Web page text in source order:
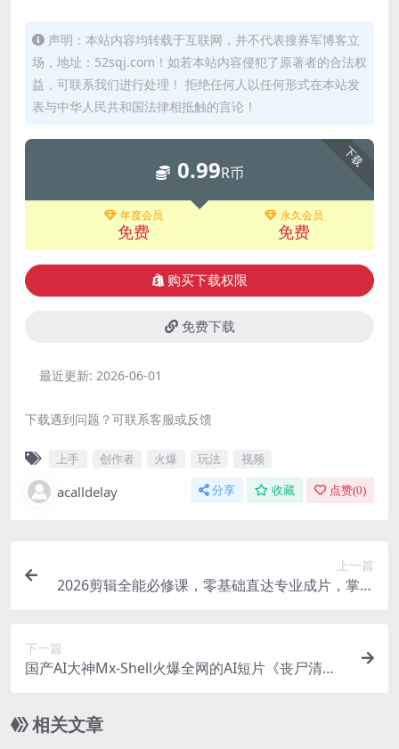
声明：本站内容均转载于互联网，并不代表搜券军博客立
场，地址：52sqj.com！如若本站内容侵犯了原著者的合法权
益，可联系我们进行处理！ 拒绝任何人以任何形式在本站发
表与中华人民共和国法律相抵触的言论！
下载
0.99R币
年度会员
免费
永久会员
免费
购买下载权限
免费下载
最近更新: 2026-06-01
下载遇到问题？可联系客服或反馈
上手 创作者 火爆 玩法 视频
acalldelay 分享 收藏 点赞(0)
上一篇
2026剪辑全能必修课，零基础直达专业成片，掌握
下一篇
国产AI大神Mx-Shell火爆全网的AI短片《丧尸清道
相关文章